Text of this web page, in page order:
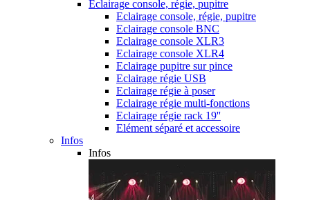
Eclairage console, régie, pupitre
Eclairage console, régie, pupitre
Eclairage console BNC
Eclairage console XLR3
Eclairage console XLR4
Eclairage pupitre sur pince
Eclairage régie USB
Eclairage régie à poser
Eclairage régie multi-fonctions
Eclairage régie rack 19''
Elément séparé et accessoire
Infos
Infos